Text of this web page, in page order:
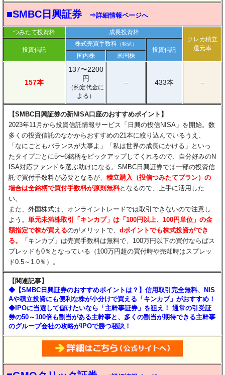
■SMBC日興証券 ⇒詳細情報ページへ
つみたて投資枠
成長投資枠
クレカ積立
還元率
投資信託
株式売買手数料（税込）
投資信託
国内株
米国株
157本
137〜2200
円
（約定代金に
よる）
− 433本 −
【SMBC日興証券の新NISA口座のおすすめポイント】
2023年11月から投資信託情報サービス「日興の投信NISA」を開始。数
多くの投資信託のなかからおすすめの21本に絞り込んでいるうえ、
「なにごともバランスが大事よ」「私は世界の成長にかける」といっ
たタイプごとに5〜6銘柄をピックアップしてくれるので、自分好みのN
ISA対応ファンドを選ぶ助けになる。SMBC日興証券では一部の投資信
託で買付手数料が必要となるが、積立購入（投信つみたてプラン）の
場合は全銘柄で買付手数料が原則無料となるので、上手に活用した
い。
また、外国株式は、オンライントレードでは取引できないので注意し
よう。単元未満株取引「キンカブ」は「100円以上、100円単位」の金
額指定で株が買えるのがメリットで、dポイントでも株式投資ができ
る。
「キンカブ」は売買手数料は無料で、100万円以下の買付ならばス
プレッドも0％となっている（100万円超の買付時や売却時はスプレッ
ド0.5～1.0％）。
【関連記事】
◆【SMBC日興証券のおすすめポイントは？】信用取引完全無料、NIS
Aや積立投資にも便利な株が小分けで買える「キンカブ」がおすすめ！
◆IPOに当選して儲けたいなら「主幹事証券」を狙え！ 通常の引受証
券の50～100倍も割当がある主幹事と、多くの割当が期待できる主幹事
のグループ会社の攻略がIPOで勝つ秘訣！